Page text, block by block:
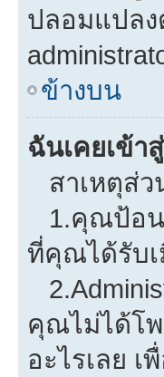
ปลอมแปล
ข้างบน
ฉันเคยเข้า
สาเหตุส่ว
1.คุณป้อน
ที่คุณได้รับ
คุณไม่ได้โพ
อะไรเลย